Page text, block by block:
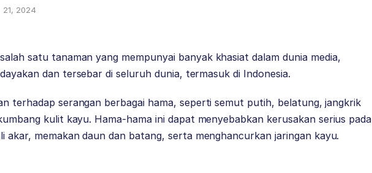
21, 2024
satu tanaman yang mempunyai banyak khasiat dalam dunia media,
dan tersebar di seluruh dunia, termasuk di Indonesia.
terhadap serangan berbagai hama, seperti semut putih, belatung, jangkrik
kulit kayu. Hama-hama ini dapat menyebabkan kerusakan serius pada
akar, memakan daun dan batang, serta menghancurkan jaringan kayu.